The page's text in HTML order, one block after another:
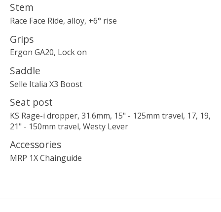
Stem
Race Face Ride, alloy, +6° rise
Grips
Ergon GA20, Lock on
Saddle
Selle Italia X3 Boost
Seat post
KS Rage-i dropper, 31.6mm, 15" - 125mm travel, 17, 19,
21" - 150mm travel, Westy Lever
Accessories
MRP 1X Chainguide